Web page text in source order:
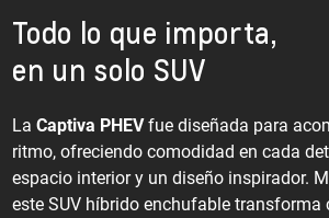
Todo lo que importa,
en un solo SUV
La Captiva PHEVfue diseñada para
ritmo, ofreciendo comodidad en cada
espacio interior y un diseño inspirador.
este SUV híbrido enchufable transforma